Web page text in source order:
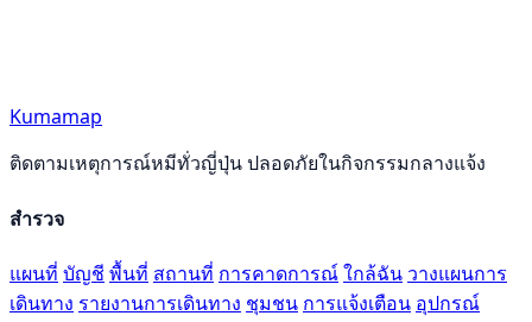
Kumamap
ติดตามเหตุการณ์หมีทั่วญี่ปุ่น ปลอดภัยในกิจกรรมกลางแจ้ง
สำรวจ
แผนที่ บัญชี พื้นที่ สถานที่ การคาดการณ์ใกล้ฉัน วางแผนการ
เดินทาง รายงานการเดินทาง ชุมชน การแจ้งเตือน อุปกรณ์